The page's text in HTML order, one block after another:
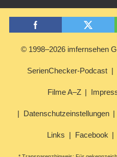
© 1998–2026 imfernsehen
SerienChecker-Podcast
Filme A–Z
Datenschutzeinstellungen
Links Facebook